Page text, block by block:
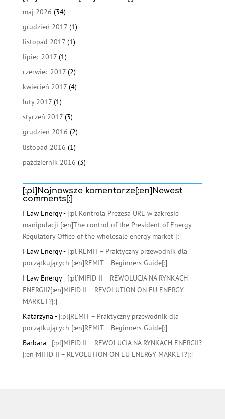
maj 2026 (34)
grudzień 2017(1)
listopad 2017(1)
lipiec 2017(1)
czerwiec 2017(2)
kwiecień 2017(4)
luty 2017(1)
styczeń 2017(3)
grudzień 2016 (2)
listopad 2016 (1)
październik 2016 (3)
[:pl]Najnowsze komentarze[:en]Newest
comments[:]
I Law Energy- [:pl]Kontrola Prezesa URE w zakresie
manipulacji [:en]The control of the President of Energy
Regulatory Office of the wholesale energy market [:]
I Law Energy- [:pl]REMIT – Praktyczny przewodnik dla
początkujących [:en]REMIT – Beginners Guide[:]
I Law Energy- [:pl]MIFID II – REWOLUCJA NA RYNKACH
ENERGII?[:en]MIFID II – REVOLUTION ON EU ENERGY
MARKET?[:]
Katarzyna - [:pl]REMIT – Praktyczny przewodnik dla
początkujących [:en]REMIT – Beginners Guide[:]
Barbara - [:pl]MIFID II – REWOLUCJA NA RYNKACH ENERGII?
[:en]MIFID II – REVOLUTION ON EU ENERGY MARKET?[:]